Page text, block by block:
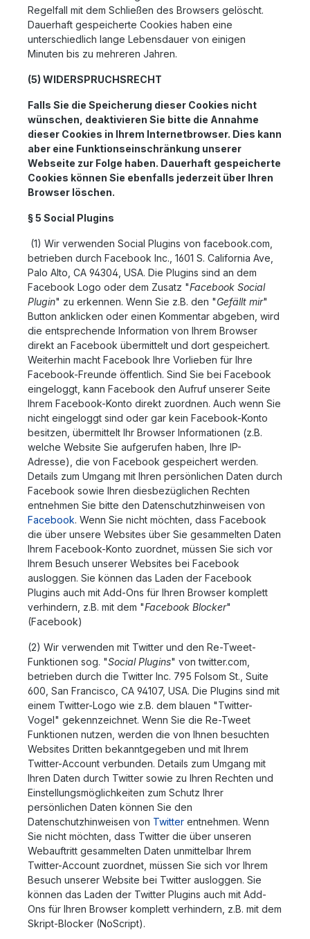
Regelfall mit dem Schließen des Browsers gelöscht.
Dauerhaft gespeicherte Cookies haben eine
unterschiedlich lange Lebensdauer von einigen
Minuten bis zu mehreren Jahren.
(5) WIDERSPRUCHSRECHT
Falls Sie die Speicherung dieser Cookies nicht
wünschen, deaktivieren Sie bitte die Annahme
dieser Cookies in Ihrem Internetbrowser. Dies kann
aber eine Funktionseinschränkung unserer
Webseite zur Folge haben. Dauerhaft gespeicherte
Cookies können Sie ebenfalls jederzeit über Ihren
Browser löschen.
§ 5 Social Plugins
(1) Wir verwenden Social Plugins von facebook.com,
betrieben durch Facebook Inc., 1601 S. California Ave,
Palo Alto, CA 94304, USA. Die Plugins sind an dem
Facebook Logo oder dem Zusatz "Facebook Social
Plugin" zu erkennen. Wenn Sie z.B. den "Gefällt mir"
Button anklicken oder einen Kommentar abgeben, wird
die entsprechende Information von Ihrem Browser
direkt an Facebook übermittelt und dort gespeichert.
Weiterhin macht Facebook Ihre Vorlieben für Ihre
Facebook-Freunde öffentlich. Sind Sie bei Facebook
eingeloggt, kann Facebook den Aufruf unserer Seite
Ihrem Facebook-Konto direkt zuordnen. Auch wenn Sie
nicht eingeloggt sind oder gar kein Facebook-Konto
besitzen, übermittelt Ihr Browser Informationen (z.B.
welche Website Sie aufgerufen haben, Ihre IP-
Adresse), die von Facebook gespeichert werden.
Details zum Umgang mit Ihren persönlichen Daten durch
Facebook sowie Ihren diesbezüglichen Rechten
entnehmen Sie bitte den Datenschutzhinweisen von
Facebook. Wenn Sie nicht möchten, dass Facebook
die über unsere Websites über Sie gesammelten Daten
Ihrem Facebook-Konto zuordnet, müssen Sie sich vor
Ihrem Besuch unserer Websites bei Facebook
ausloggen. Sie können das Laden der Facebook
Plugins auch mit Add-Ons für Ihren Browser komplett
verhindern, z.B. mit dem "Facebook Blocker"
(Facebook)
(2) Wir verwenden mit Twitter und den Re-Tweet-
Funktionen sog. "Social Plugins" von twitter.com,
betrieben durch die Twitter Inc. 795 Folsom St., Suite
600, San Francisco, CA 94107, USA. Die Plugins sind mit
einem Twitter-Logo wie z.B. dem blauen "Twitter-
Vogel" gekennzeichnet. Wenn Sie die Re-Tweet
Funktionen nutzen, werden die von Ihnen besuchten
Websites Dritten bekanntgegeben und mit Ihrem
Twitter-Account verbunden. Details zum Umgang mit
Ihren Daten durch Twitter sowie zu Ihren Rechten und
Einstellungsmöglichkeiten zum Schutz Ihrer
persönlichen Daten können Sie den
Datenschutzhinweisen von Twitter entnehmen. Wenn
Sie nicht möchten, dass Twitter die über unseren
Webauftritt gesammelten Daten unmittelbar Ihrem
Twitter-Account zuordnet, müssen Sie sich vor Ihrem
Besuch unserer Website bei Twitter ausloggen. Sie
können das Laden der Twitter Plugins auch mit Add-
Ons für Ihren Browser komplett verhindern, z.B. mit dem
Skript-Blocker (NoScript).